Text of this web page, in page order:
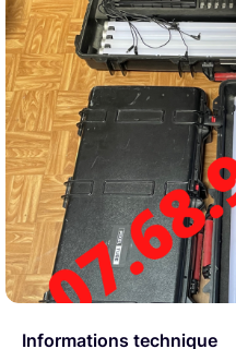
Informations technique